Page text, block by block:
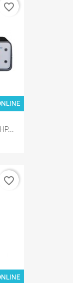
favorite_border
favorite_border